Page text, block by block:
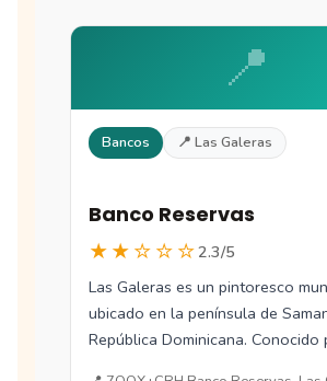
📍
Bancos 📍 Las Galeras
Banco Reservas
★★☆☆☆2.3/5
Las Galeras es un pintoresco
ubicado en la península de
República Dominicana. Conocido